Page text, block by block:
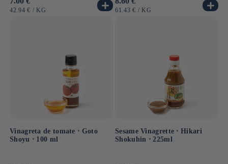
habitual
PRECIO
42.94 € / POR
KG
habitual
PRECIO
61.43 € / POR
KG
Vinagreta de tomate ⋅ Goto
Shoyu ⋅ 100 ml
Sesame Vinagrette ⋅ Hikari
Shokuhin ⋅ 225ml